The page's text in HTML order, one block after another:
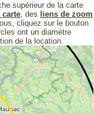
supérieur de la carte
carte, des
liens de zoom
cliquez sur le bouton
ont un diamètre
de la location.